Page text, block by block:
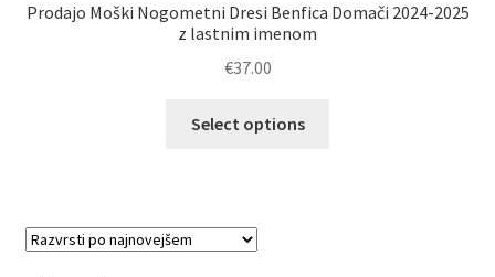
Prodajo Moški Nogometni Dresi Benfica Domači 2024-2025
z lastnim imenom
€37.00
Select options